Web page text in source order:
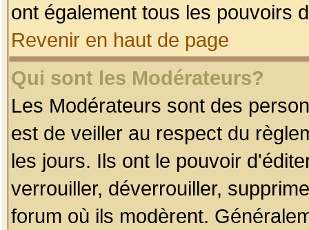
ont également tous les pouvoirs
Revenir en haut de page
Qui sont les Modérateurs?
Les Modérateurs sont des
est de veiller au respect du
les jours. Ils ont le pouvoir
verrouiller, déverrouiller,
forum où ils modèrent.